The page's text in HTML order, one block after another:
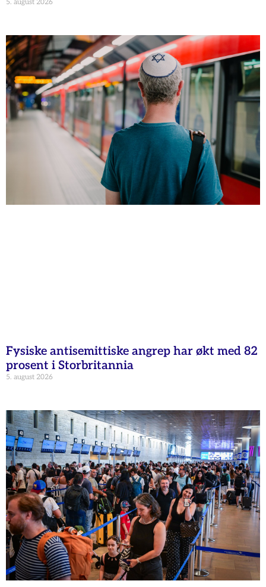
5. august 2026
Fysiske antisemittiske angrep har økt med 82
prosent i Storbritannia
5. august 2026